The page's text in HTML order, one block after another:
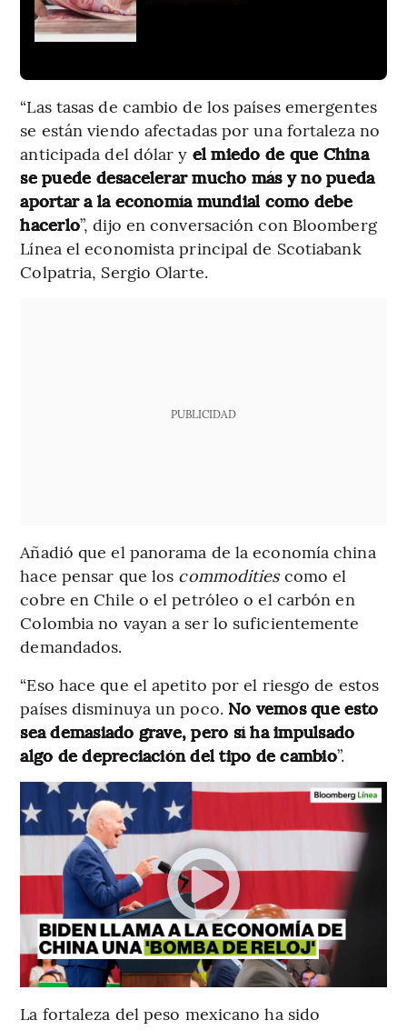
“Las tasas de cambio de los países emergentes
se están viendo afectadas por una fortaleza no
anticipada del dólar y el miedo de que China
se puede desacelerar mucho más y no pueda
aportar a la economía mundial como debe
hacerlo”, dijo en conversación con Bloomberg
Línea el economista principal de Scotiabank
Colpatria, Sergio Olarte.
PUBLICIDAD
Añadió que el panorama de la economía china
hace pensar que los commoditiescomo el
cobre en Chile o el petróleo o el carbón en
Colombia no vayan a ser lo suficientemente
demandados.
“Eso hace que el apetito por el riesgo de estos
países disminuya un poco. No vemos que esto
sea demasiado grave, pero sí ha impulsado
algo de depreciación del tipo de cambio”.
La fortaleza del peso mexicano ha sido